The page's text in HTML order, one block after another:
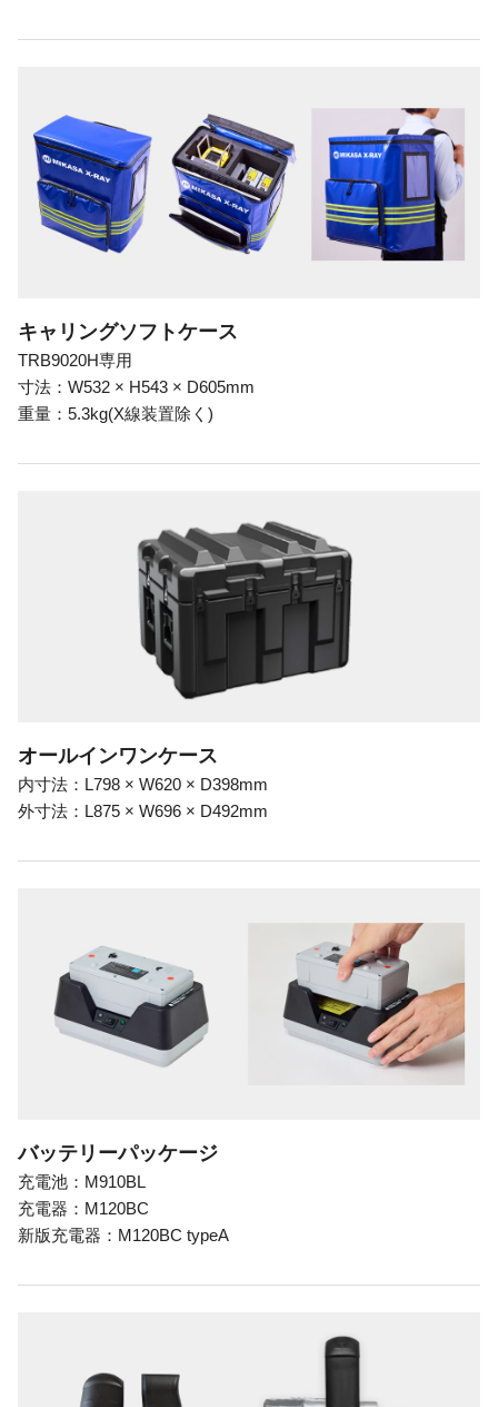
キャリングソフトケース
TRB9020H専用
寸法：W532 × H543 × D605mm
重量：5.3kg(X線装置除く)
オールインワンケース
内寸法：L798 × W620 × D398mm
外寸法：L875 × W696 × D492mm
バッテリーパッケージ
充電池：M910BL
充電器：M120BC
新版充電器：M120BC typeA